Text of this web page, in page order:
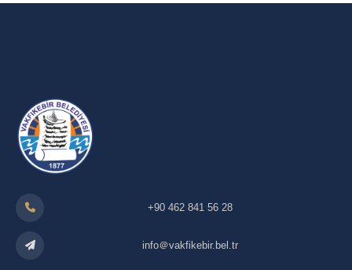
+90 462 841 56 28
info＠vakfikebir.bel.tr